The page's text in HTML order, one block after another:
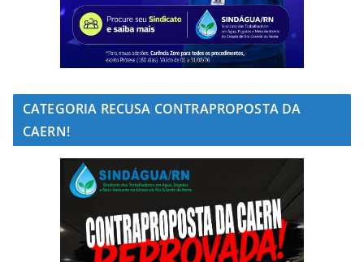
CATEGORIA RECUSA CONTRAPROPOSTA DA
CAERN!